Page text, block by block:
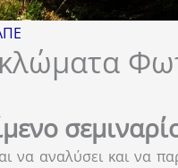
να αναλύσει και να